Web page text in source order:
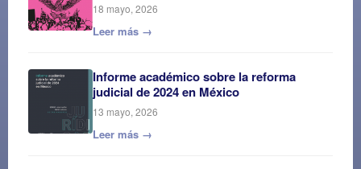
18 mayo, 2026
Leer más →
Informe académico sobre la reforma
judicial de 2024 en México
13 mayo, 2026
Leer más →